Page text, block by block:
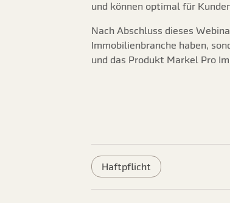
und können optimal für
Nach Abschluss dieses
Immobilienbranche haben,
und das Produkt Markel Pro
Haftpflicht